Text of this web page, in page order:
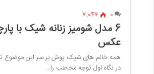
0
7,047
6 مدل شومیز زنانه شیک با
عکس
همه خانم های شیک پوش بر سر این موضوع
در نگاه اول توجه مخاطب را…